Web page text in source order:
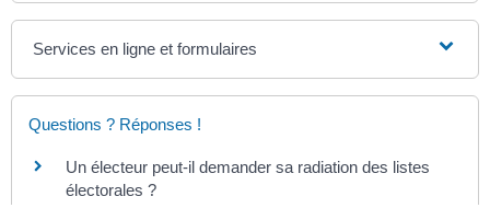
Services en ligne et formulaires
Questions ? Réponses !
Un électeur peut-il demander sa radiation des listes
électorales ?